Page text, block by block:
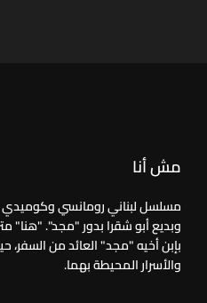
مش أنا
مسلسل لبناني رومانسي وكوميدي
وبديع أبو شقرا بدور "مجد". "هنا"
بإبن أخيه "مجد" العائد من السفر،
والأسرار المحيطة بهما.